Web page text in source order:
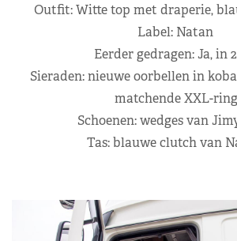
Outfit: Witte top met draperie,
Label: Natan
Eerder gedragen: Ja, in
Sieraden: nieuwe oorbellen in
matchende XXL-
Schoenen: wedges van
Tas: blauwe clutch van